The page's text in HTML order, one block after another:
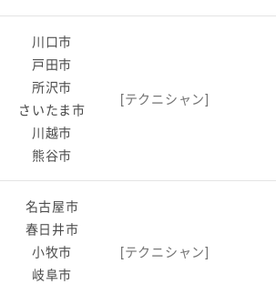
川口市
戸田市
所沢市
さいたま市
川越市
熊谷市
[テクニシャン]
名古屋市
春日井市
小牧市
岐阜市
[テクニシャン]